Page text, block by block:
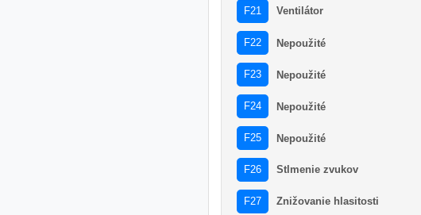
F21 Ventilátor
F22 Nepoužité
F23 Nepoužité
F24 Nepoužité
F25 Nepoužité
F26 Stlmenie zvukov
F27 Znižovanie hlasitosti